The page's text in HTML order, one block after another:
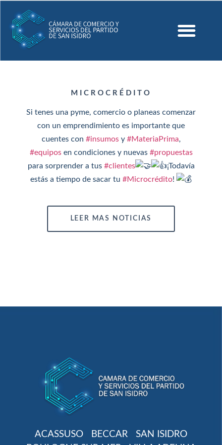
MICROCRÉDITO
Si tenes una pyme, comercio o planeas comenzar
con un emprendimiento es importante que
cuentes con #insumosy #MateriaPrima,
#equiposen condiciones y nuevas #propuestas
para sorprender a tus #clientes
¡Todavía
estás a tiempo de sacar tu #Microcrédito!
LEER MAS NOTICIAS
ACASSUSO BECCAR
SAN ISIDRO